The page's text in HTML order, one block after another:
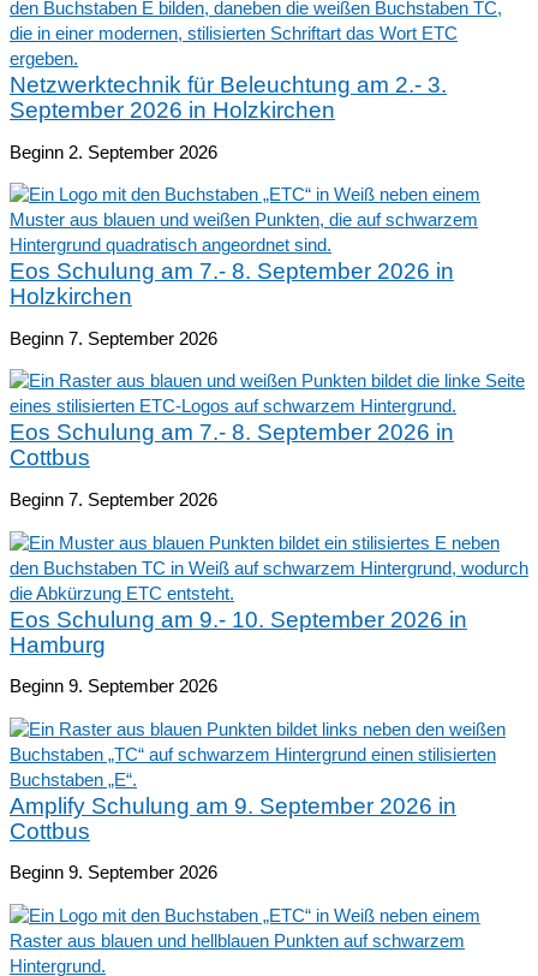
Netzwerktechnik für Beleuchtung am 2.- 3.
September 2026 in Holzkirchen
Beginn 2. September 2026
Eos Schulung am 7.- 8. September 2026 in
Holzkirchen
Beginn 7. September 2026
Eos Schulung am 7.- 8. September 2026 in
Cottbus
Beginn 7. September 2026
Eos Schulung am 9.- 10. September 2026 in
Hamburg
Beginn 9. September 2026
Amplify Schulung am 9. September 2026 in
Cottbus
Beginn 9. September 2026